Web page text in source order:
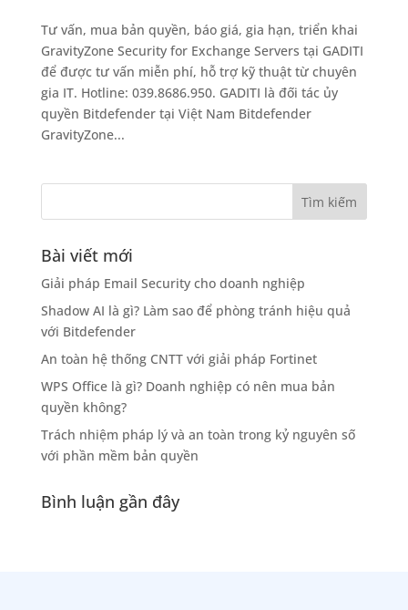
Tư vấn, mua bản quyền, báo giá, gia hạn, triển khai
GravityZone Security for Exchange Servers tại GADITI
để được tư vấn miễn phí, hỗ trợ kỹ thuật từ chuyên
gia IT. Hotline: 039.8686.950. GADITI là đối tác ủy
quyền Bitdefender tại Việt Nam Bitdefender
GravityZone...
Bài viết mới
Giải pháp Email Security cho doanh nghiệp
Shadow AI là gì? Làm sao để phòng tránh hiệu quả
với Bitdefender
An toàn hệ thống CNTT với giải pháp Fortinet
WPS Office là gì? Doanh nghiệp có nên mua bản
quyền không?
Trách nhiệm pháp lý và an toàn trong kỷ nguyên số
với phần mềm bản quyền
Bình luận gần đây